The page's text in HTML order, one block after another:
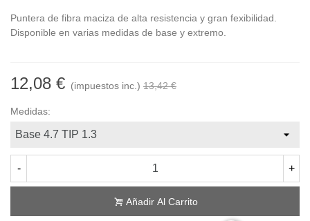
Puntera de fibra maciza de alta resistencia y gran fexibilidad.
Disponible en varias medidas de base y extremo.
12,08 € (impuestos inc.) 13,42 €
Medidas:
- +
Añadir Al Carrito